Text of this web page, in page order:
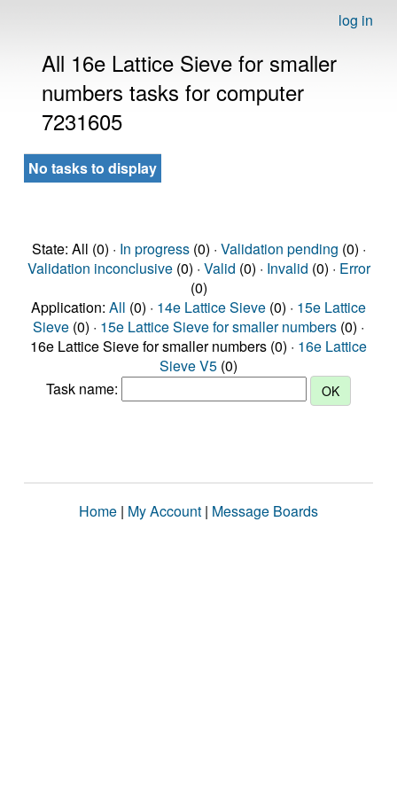
log in
All 16e Lattice Sieve for smaller
numbers tasks for computer
7231605
No tasks to display
State: All (0) · In progress(0) · Validation pending (0) ·
Validation inconclusive(0) · Valid (0) · Invalid (0) · Error
(0)
Application: All (0) · 14e Lattice Sieve (0) · 15e Lattice
Sieve (0) · 15e Lattice Sieve for smaller numbers (0) ·
16e Lattice Sieve for smaller numbers (0) · 16e Lattice
Sieve V5 (0)
Task name:
Home | My Account | Message Boards